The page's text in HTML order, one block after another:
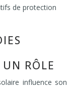
de protection
RÔLE
influence son